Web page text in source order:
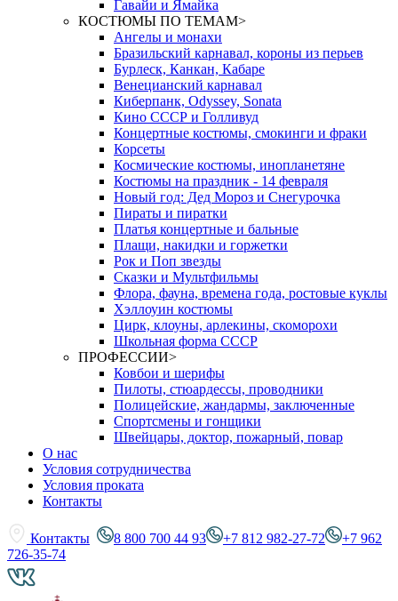
Гавайи и Ямайка
КОСТЮМЫ ПО ТЕМАМ>
Ангелы и монахи
Бразильский карнавал, короны из перьев
Бурлеск, Канкан, Кабаре
Венецианский карнавал
Киберпанк, Odyssey, Sonata
Кино СССР и Голливуд
Концертные костюмы, смокинги и фраки
Корсеты
Космические костюмы, инопланетяне
Костюмы на праздник - 14 февраля
Новый год: Дед Мороз и Снегурочка
Пираты и пиратки
Платья концертные и бальные
Плащи, накидки и горжетки
Рок и Поп звезды
Сказки и Мультфильмы
Флора, фауна, времена года, ростовые куклы
Хэллоуин костюмы
Цирк, клоуны, арлекины, скоморохи
Школьная форма СССР
ПРОФЕССИИ>
Ковбои и шерифы
Пилоты, стюардессы, проводники
Полицейские, жандармы, заключенные
Спортсмены и гонщики
Швейцары, доктор, пожарный, повар
О нас
Условия сотрудничества
Условия проката
Контакты
Контакты 8 800 700 44 93 +7 812 982-27-72
+7 962
726-35-74